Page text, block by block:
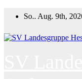
Inhalt
So.. Aug. 9th,